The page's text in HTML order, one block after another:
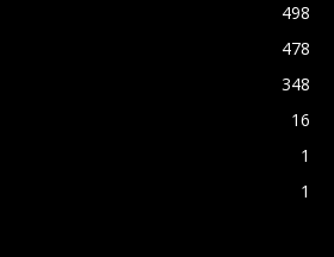
498
478
348
16
1
1